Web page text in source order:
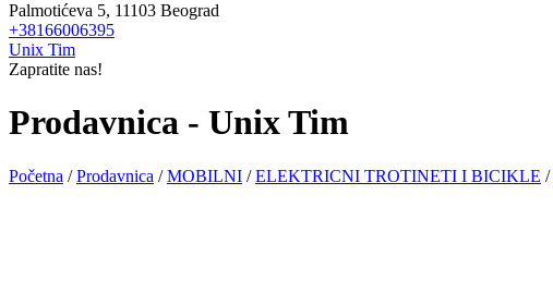
Palmotićeva 5, 11103 Beograd
+38166006395
Unix Tim
Zapratite nas!
Prodavnica - Unix Tim
Početna /Prodavnica /MOBILNI /ELEKTRICNI TROTINETI I BICIKLE /